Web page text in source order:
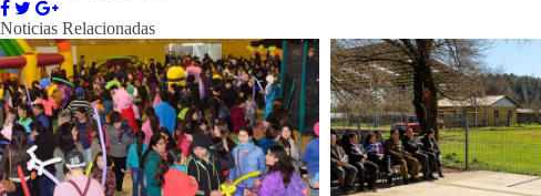
Noticias Relacionadas